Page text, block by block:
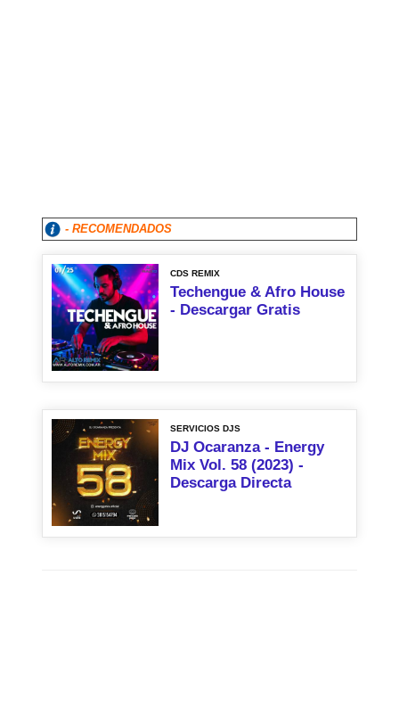
- RECOMENDADOS
CDS REMIX
Techengue & Afro House
- Descargar Gratis
SERVICIOS DJS
DJ Ocaranza - Energy
Mix Vol. 58 (2023) -
Descarga Directa